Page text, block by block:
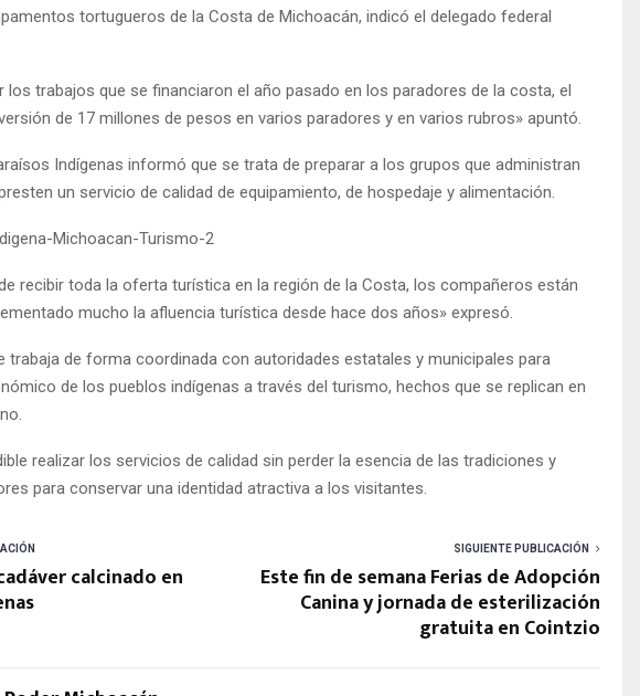
tortugueros de la Costa de Michoacán, indicó el delegado federal
los trabajos que se financiaron el año pasado en los paradores de la costa, el
de 17 millones de pesos en varios paradores y en varios rubros» apuntó.
Indígenas informó que se trata de preparar a los grupos que administran
un servicio de calidad de equipamiento, de hospedaje y alimentación.
recibir toda la oferta turística en la región de la Costa, los compañeros están
mucho la afluencia turística desde hace dos años» expresó.
trabaja de forma coordinada con autoridades estatales y municipales para
de los pueblos indígenas a través del turismo, hechos que se replican en
realizar los servicios de calidad sin perder la esencia de las tradiciones y
para conservar una identidad atractiva a los visitantes.
calcinado en
SIGUIENTE PUBLICACIÓN
Este fin de semana Ferias de Adopción
Canina y jornada de esterilización
gratuita en Cointzio